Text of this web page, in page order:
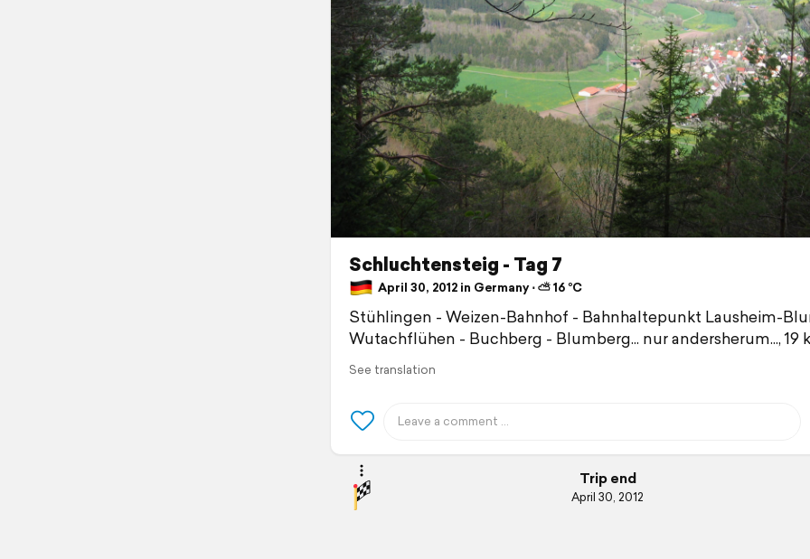
Schluchtensteig - Tag 7
April 30, 2012 in Germany ⋅ ⛅ 16 °C
Stühlingen - Weizen-Bahnhof - Bahnhaltepunkt Lausheim-
Wutachflühen - Buchberg - Blumberg... nur andersherum..., 19
See translation
Trip end
April 30, 2012